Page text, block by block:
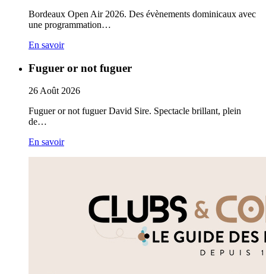
Bordeaux Open Air 2026. Des évènements dominicaux avec
une programmation…
En savoir
Fuguer or not fuguer
26 Août 2026
Fuguer or not fuguer David Sire. Spectacle brillant, plein
de…
En savoir